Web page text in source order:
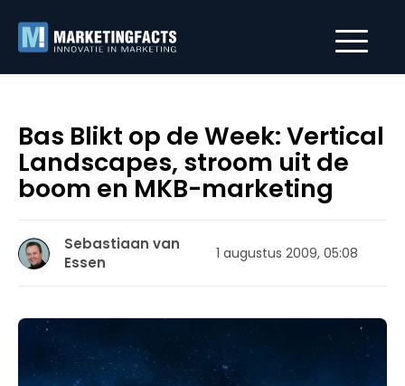
Bas Blikt op de Week: Vertical
Landscapes, stroom uit de
boom en MKB-marketing
Sebastiaan van
Essen
1 augustus 2009, 05:08